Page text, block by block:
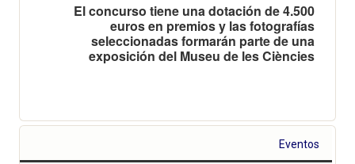
El concurso tiene una dotación de 4.500
euros en premios y las fotografías
seleccionadas formarán parte de una
exposición del Museu de les Ciències
Eventos